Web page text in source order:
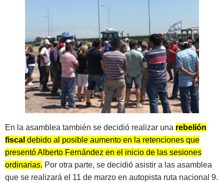
En la asamblea también se decidió realizar una rebelión
fiscal debido al posible aumento en la retenciones que
presentó Alberto Fernández en el inicio de las sesiones
ordinarias. Por otra parte, se decidió asistir a las asamblea
que se realizará el 11 de marzo en autopista ruta nacional 9.